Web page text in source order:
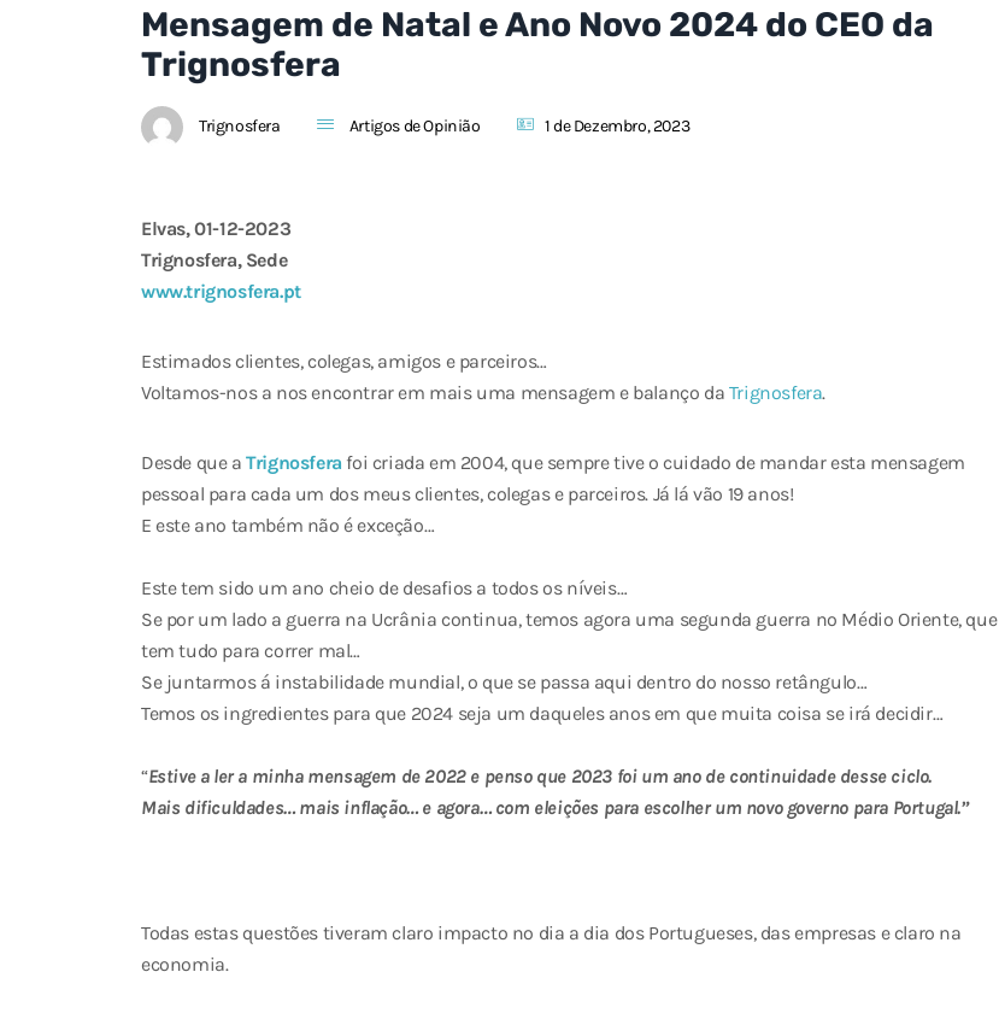
Mensagem de Natal e Ano Novo 2024 do CEO da
Trignosfera
Trignosfera Artigos de Opinião 1 de Dezembro, 2023
Elvas, 01-12-2023
Trignosfera, Sede
www.trignosfera.pt
Estimados clientes, colegas, amigos e parceiros…
Voltamos-nos a nos encontrar em mais uma mensagem e balanço da Trignosfera.
Desde que aTrignosfera foi criada em 2004, que sempre tive o cuidado de mandar esta mensagem
pessoal para cada um dos meus clientes, colegas e parceiros. Já lá vão 19 anos!
E este ano também não é exceção…
Este tem sido um ano cheio de desafios a todos os níveis…
Se por um lado a guerra na Ucrânia continua, temos agora uma segunda guerra no Médio Oriente, que
tem tudo para correr mal…
Se juntarmos á instabilidade mundial, o que se passa aqui dentro do nosso retângulo…
Temos os ingredientes para que 2024 seja um daqueles anos em que muita coisa se irá decidir…
“Estive a ler a minha mensagem de 2022 e penso que 2023 foi um ano de continuidade desse ciclo.
Mais dificuldades… mais inflação… e agora… com eleições para escolher um novo governo para Portugal.”
Todas estas questões tiveram claro impacto no dia a dia dos Portugueses, das empresas e claro na
economia.